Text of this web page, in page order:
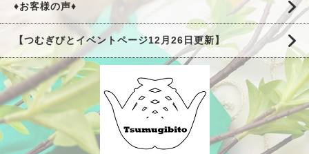
♦お客様の声♦
【つむぎびとイベントページ12月26日更新】